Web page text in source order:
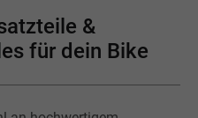
&
für dein Bike